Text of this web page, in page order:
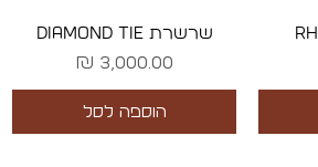
שרשרת DIAMOND TIE
מחיר
הוספה לסל